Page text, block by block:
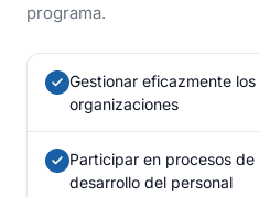
programa.
Gestionar eficazmente
organizaciones
Participar en procesos
desarrollo del personal